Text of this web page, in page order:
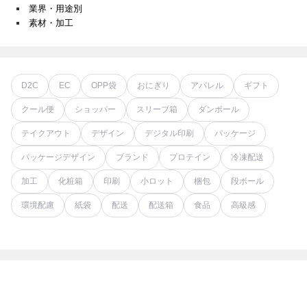
業界・用途別
素材・加工
D2C EC OPP袋 おにぎり アパレル ギフト
クール便 ショッパー スリーブ箱 ダンボール
テイクアウト デザイン デジタル印刷 パッケージ
パッケージデザイン ブランド プロテイン 冷凍配送
加工 化粧箱 印刷 小ロット 梱包 段ボール
環境配慮 紙袋 配送 配送箱 食品 高級感